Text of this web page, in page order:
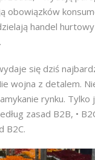
obowiązków
handel
się dziś
wojna z detalem.
rynku. Tylko
zasad B2B, •
B2C.